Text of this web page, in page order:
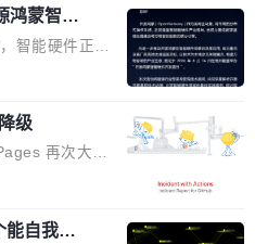
你筛选出那些
大部分都是过
不是所有论文
文最有问题。
，一位 ICLR 2
基础设施团队
子，列出了他
项目。 第一
2。 Hieu 的
但 FA2 是他
好处，刚好能
"邪恶的" Hopp
适配。 更关
鸿蒙智能
智能硬件正从
同化发展。作
力，为不同类
供关键支撑，
业增长打开新
硬件开发者日
Develope
级
再次大规
超过 5 小时，
也因调度层故
review、C
能自我改